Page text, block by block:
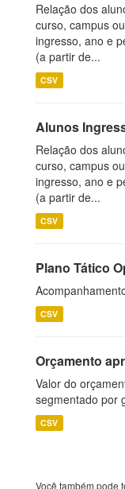
Relação dos
curso, campus
ingresso, ano e
(a partir de...
CSV
Alunos
Relação dos
curso, campus
ingresso, ano e
(a partir de...
CSV
Plano Tático
CSV
Orçamento
Valor do
segmentado por
CSV
Você também pode